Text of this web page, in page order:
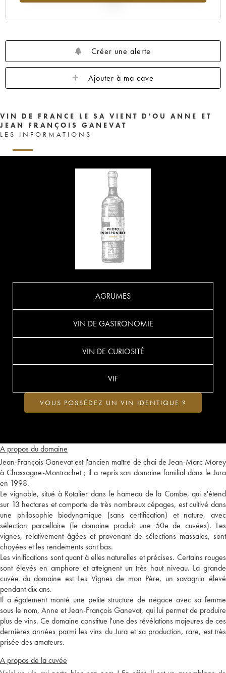
Créer une alerte
Ajouter à ma cave
VIN DE FRANCE LE SA VIENT D'OU ANNE ET
JEAN FRANÇOIS GANEVAT
LES INFORMATIONS
A propos du domaine
Jean-François Ganevat est l'ancien maître de chai de Jean-Marc Morey
à Chassagne-Montrachet ; il a repris son domaine familial dans le Jura
en 1998.
Le vignoble, situé à Rotalier dans le hameau de la Combe, qui s'étend
sur 13 hectares et comporte de très nombreux cépages, est cultivé dans
une philosophie biodynamique (sans certification) et nature, avec
sélection parcellaire (le domaine produit une 50e de cuvées). Les
vignes, relativement âgées et provenant de sélections massales, sont
choyées et les rendements sont bas.
Les vinifications sont quant à elles naturelles et précises. Certains rouges
sont élevés en amphore et atteignent un très haut niveau. La grande
cuvée du domaine est Les Vignes de mon Père, un savagnin élevé
pendant dix ans.
Il a également monté une petite structure de négoce avec sa femme
sous le nom, Anne et Jean-François Ganevat, qui lui permet de produire
plus de vins. Ce domaine constitue l'une des révélations majeures de ces
dernières années parmi les vins du Jura et sa production, rare, est très
prisée des amateurs.
A propos de la cuvée
AGRUMES
VIN DE GASTRONOMIE
VIN DE CURIOSITÉ
VIF
VOUS POSSÉDEZ UN VIN IDENTIQUE ?